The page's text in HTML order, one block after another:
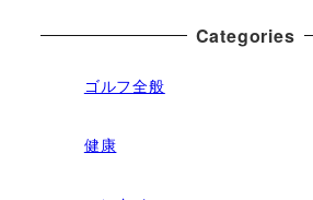
Categories
ゴルフ全般
健康